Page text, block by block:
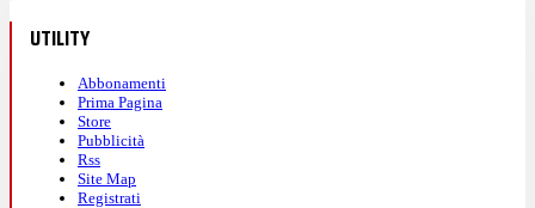
UTILITY
Abbonamenti
Prima Pagina
Store
Pubblicità
Rss
Site Map
Registrati